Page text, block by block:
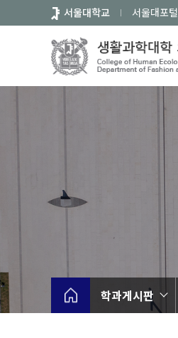
로
서울대학교 서울대포털
학과게시판